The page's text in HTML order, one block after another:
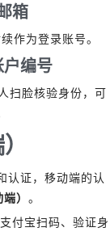
箱
作为登录账号。
户编号
扫脸核验身份，可
认证，移动端的认
） 。
付宝扫码、验证身